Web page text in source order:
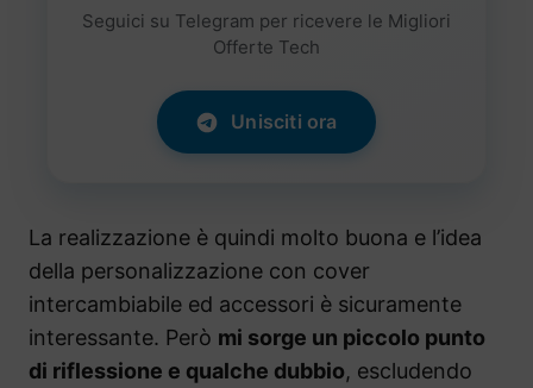
Seguici su Telegram per ricevere le Migliori
Offerte Tech
Unisciti ora
La realizzazione è quindi molto buona e l’idea
della personalizzazione con cover
intercambiabile ed accessori è sicuramente
interessante. Però mi sorge un piccolo punto
di riflessione e qualche dubbio, escludendo